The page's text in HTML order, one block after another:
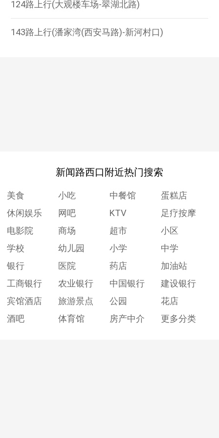
124路上行(大观楼车场-翠湖北路)
143路上行(潘家湾(西安马路)-新河村口)
新闻路西口附近热门搜索
美食 小吃 中餐馆
蛋糕店
休闲娱乐
网吧 KTV
足疗按摩
电影院
商场 超市
小区
学校
幼儿园 小学
中学
银行
医院 药店
加油站
工商银行
农业银行 中国银行
建设银行
宾馆酒店
旅游景点 公园
花店
酒吧
体育馆 房产中介 更多分类